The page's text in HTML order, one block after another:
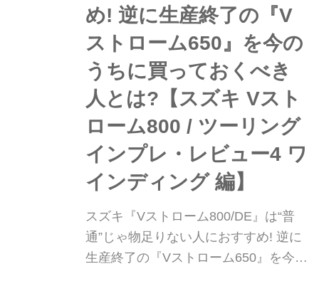
め! 逆に生産終了の『V
ストローム650』を今の
うちに買っておくべき
人とは?【スズキ Vスト
ローム800 / ツーリング
インプレ・レビュー4 ワ
インディング 編】
スズキ『Vストローム800/DE』は“普
通”じゃ物足りない人におすすめ! 逆に
生産終了の『Vストローム650』を今の